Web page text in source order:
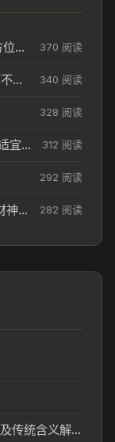
2026年04月11日老黄历财神方位_财神方位与供奉讲究 370 阅读
今天2026年04月18日领取结婚证老黄历不适合吗_领证日期参考 340 阅读
328 阅读
今日2026年04月11日入住新居老黄历不适宜吗_搬家择日参考 312 阅读
292 阅读
2026年04月12日今天财神在哪个吉位_财神方位参考 282 阅读
连车平斗是什么生肖_连车平斗所指生肖及传统含义解析